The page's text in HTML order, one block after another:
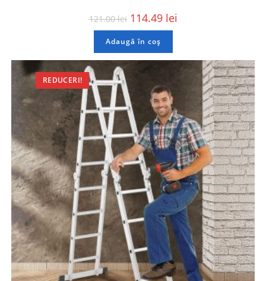
121.00lei 114.49 lei
Adaugă în coș
REDUCERI!